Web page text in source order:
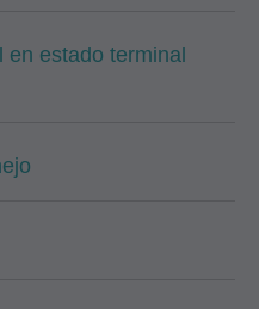
en estado terminal